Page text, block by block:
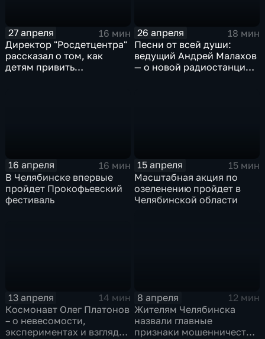
27 апреля
16 мин
Директор "Росдетцентра"
рассказал о том, как
детям привить
26 апреля
18 мин
Песни от всей души:
ведущий Андрей Малахов
— о новой радиостанции в
16 апреля
16 мин
В Челябинске впервые
пройдет Прокофьевский
фестиваль
15 апреля
15 мин
Масштабная акция по
озеленению пройдет в
Челябинской области
13 апреля
14 мин
Космонавт Олег Платонов
– о невесомости,
экспериментах и взгляде
8 апреля
12 мин
Жителям Челябинска
назвали главные
признаки мошенничества